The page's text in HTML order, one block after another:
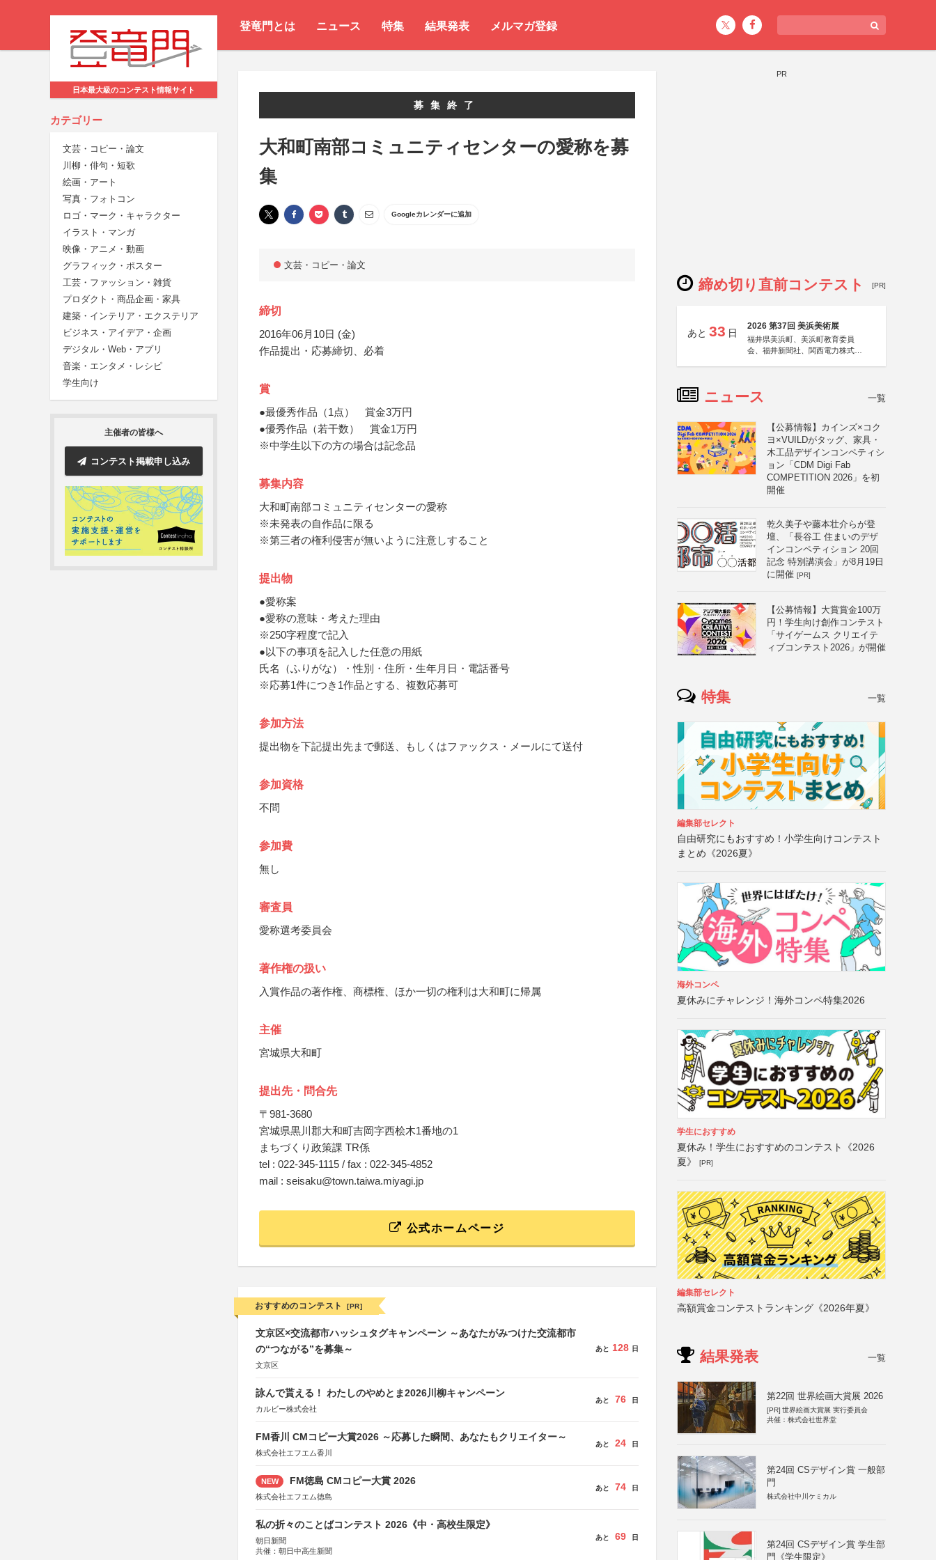
登竜門とは ニュース 特集 結果発表 メルマガ登録
日本最大級のコンテスト情報サイト
カテゴリー
文芸・コピー・論文
川柳・俳句・短歌
絵画・アート
写真・フォトコン
ロゴ・マーク・キャラクター
イラスト・マンガ
映像・アニメ・動画
グラフィック・ポスター
工芸・ファッション・雑貨
プロダクト・商品企画・家具
建築・インテリア・エクステリア
ビジネス・アイデア・企画
デジタル・Web・アプリ
音楽・エンタメ・レシピ
学生向け
主催者の皆様へ
コンテスト掲載申し込み
募集終了
大和町南部コミュニティセンターの愛称を募
集
Googleカレンダーに追加
文芸・コピー・論文
締切
2016年06月10日 (金)
作品提出・応募締切、必着
賞
●最優秀作品（1点） 賞金3万円
●優秀作品（若干数） 賞金1万円
※中学生以下の方の場合は記念品
募集内容
大和町南部コミュニティセンターの愛称
※未発表の自作品に限る
※第三者の権利侵害が無いように注意しすること
提出物
●愛称案
●愛称の意味・考えた理由
※250字程度で記入
●以下の事項を記入した任意の用紙
氏名（ふりがな）・性別・住所・生年月日・電話番号
※応募1件につき1作品とする、複数応募可
参加方法
提出物を下記提出先まで郵送、もしくはファックス・メールにて送付
参加資格
不問
参加費
無し
審査員
愛称選考委員会
著作権の扱い
入賞作品の著作権、商標権、ほか一切の権利は大和町に帰属
主催
宮城県大和町
提出先・問合先
〒981-3680
宮城県黒川郡大和町吉岡字西桧木1番地の1
まちづくり政策課 TR係
tel : 022-345-1115 / fax : 022-345-4852
mail : seisaku@town.taiwa.miyagi.jp
公式ホームページ
おすすめのコンテスト [PR]
文京区×交流都市ハッシュタグキャンペーン ～あなたがみつけた交流都市
の“つながる”を募集～
文京区
あと 128 日
詠んで貰える！ わたしのやめとま2026川柳キャンペーン
カルビー株式会社
あと 76 日
FM香川 CMコピー大賞2026 ～応募した瞬間、あなたもクリエイター～
株式会社エフエム香川
あと 24 日
NEW FM徳島 CMコピー大賞 2026
株式会社エフエム徳島
あと 74 日
私の折々のことばコンテスト 2026《中・高校生限定》
朝日新聞
共催：朝日中高生新聞
あと 69 日
PR
締め切り直前コンテスト [PR]
あと 33 日
2026 第37回 美浜美術展
福井県美浜町、美浜町教育委員
会、福井新聞社、関西電力株式会
ニュース 一覧
【公募情報】カインズ×コク
ヨ×VUILDがタッグ、家具・
木工品デザインコンペティシ
ョン「CDM Digi Fab
COMPETITION 2026」を初
開催
乾久美子や藤本壮介らが登
壇、「長谷工 住まいのデザ
インコンペティション 20回
記念 特別講演会」が8月19日
に開催 [PR]
【公募情報】大賞賞金100万
円！学生向け創作コンテスト
「サイゲームス クリエイテ
ィブコンテスト2026」が開催
特集 一覧
編集部セレクト
自由研究にもおすすめ！小学生向けコンテスト
まとめ《2026夏》
海外コンペ
夏休みにチャレンジ！海外コンペ特集2026
学生におすすめ
夏休み！学生におすすめのコンテスト《2026
夏》
[PR]
編集部セレクト
高額賞金コンテストランキング《2026年夏》
結果発表 一覧
第22回 世界絵画大賞展 2026
[PR] 世界絵画大賞展 実行委員会
共催：株式会社世界堂
第24回 CSデザイン賞 一般部
門
株式会社中川ケミカル
第24回 CSデザイン賞 学生部
門《学生限定》